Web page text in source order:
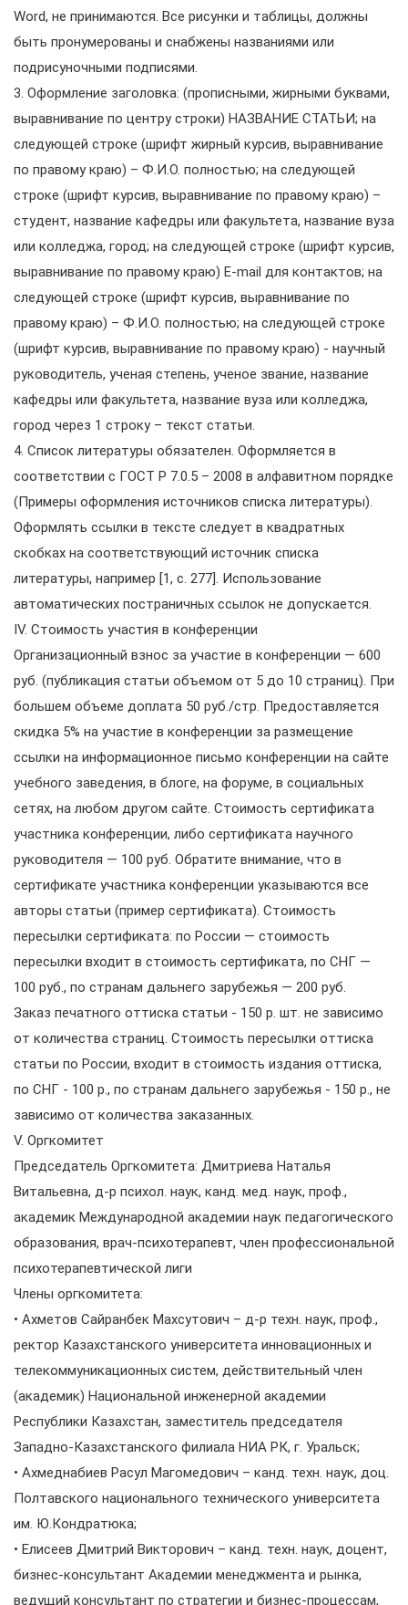
Word, не принимаются. Все рисунки и таблицы, должны
быть пронумерованы и снабжены названиями или
подрисуночными подписями.
3. Оформление заголовка: (прописными, жирными буквами,
выравнивание по центру строки) НАЗВАНИЕ СТАТЬИ; на
следующей строке (шрифт жирный курсив, выравнивание
по правому краю) – Ф.И.О. полностью; на следующей
строке (шрифт курсив, выравнивание по правому краю) –
студент, название кафедры или факультета, название вуза
или колледжа, город; на следующей строке (шрифт курсив,
выравнивание по правому краю) E-mail для контактов; на
следующей строке (шрифт курсив, выравнивание по
правому краю) – Ф.И.О. полностью; на следующей строке
(шрифт курсив, выравнивание по правому краю) - научный
руководитель, ученая степень, ученое звание, название
кафедры или факультета, название вуза или колледжа,
город через 1 строку – текст статьи.
4. Список литературы обязателен. Оформляется в
соответствии с ГОСТ Р 7.0.5 – 2008 в алфавитном порядке
(Примеры оформления источников списка литературы).
Оформлять ссылки в тексте следует в квадратных
скобках на соответствующий источник списка
литературы, например [1, с. 277]. Использование
автоматических постраничных ссылок не допускается.
IV. Стоимость участия в конференции
Организационный взнос за участие в конференции — 600
руб. (публикация статьи объемом от 5 до 10 страниц). При
большем объеме доплата 50 руб./стр. Предоставляется
скидка 5% на участие в конференции за размещение
ссылки на информационное письмо конференции на сайте
учебного заведения, в блоге, на форуме, в социальных
сетях, на любом другом сайте. Стоимость сертификата
участника конференции, либо сертификата научного
руководителя — 100 руб. Обратите внимание, что в
сертификате участника конференции указываются все
авторы статьи (пример сертификата). Стоимость
пересылки сертификата: по России — стоимость
пересылки входит в стоимость сертификата, по СНГ —
100 руб., по странам дальнего зарубежья — 200 руб.
Заказ печатного оттиска статьи - 150 р. шт. не зависимо
от количества страниц. Стоимость пересылки оттиска
статьи по России, входит в стоимость издания оттиска,
по СНГ - 100 р., по странам дальнего зарубежья - 150 р., не
зависимо от количества заказанных.
V. Оргкомитет
Председатель Оргкомитета: Дмитриева Наталья
Витальевна, д-р психол. наук, канд. мед. наук, проф.,
академик Международной академии наук педагогического
образования, врач-психотерапевт, член профессиональной
психотерапевтической лиги
Члены оргкомитета:
• Ахметов Сайранбек Махсутович – д-р техн. наук, проф.,
ректор Казахстанского университета инновационных и
телекоммуникационных систем, действительный член
(академик) Национальной инженерной академии
Республики Казахстан, заместитель председателя
Западно-Казахстанского филиала НИА РК, г. Уральск;
• Ахмеднабиев Расул Магомедович – канд. техн. наук, доц.
Полтавского национального технического университета
им. Ю.Кондратюка;
• Елисеев Дмитрий Викторович – канд. техн. наук, доцент,
бизнес-консультант Академии менеджмента и рынка,
ведущий консультант по стратегии и бизнес-процессам,